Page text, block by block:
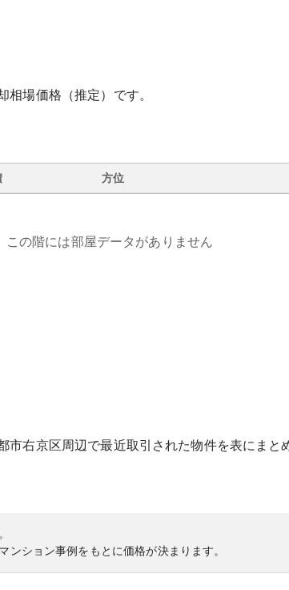
相場価格（推定）です。
方位
この階には部屋データがありません
市右京区周辺で最近取引された物件を表にまと
ション事例をもとに価格が決まります。